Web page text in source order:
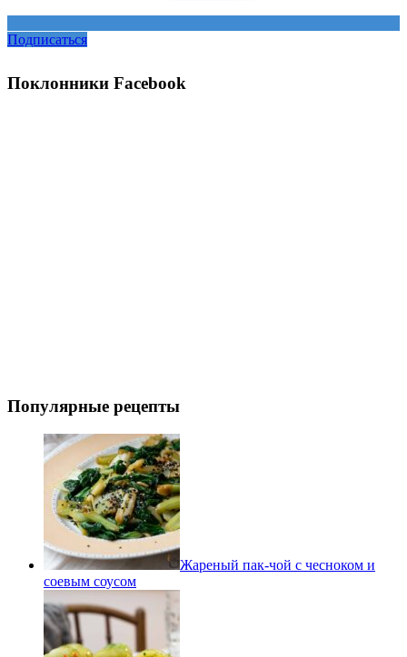
Подписаться
Поклонники Facebook
Популярные рецепты
Жареный пак-чой с чесноком и
соевым соусом